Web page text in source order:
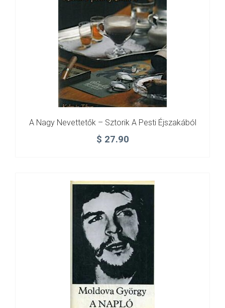
A Nagy Nevettetők – Sztorik A Pesti Éjszakából
$ 27.90